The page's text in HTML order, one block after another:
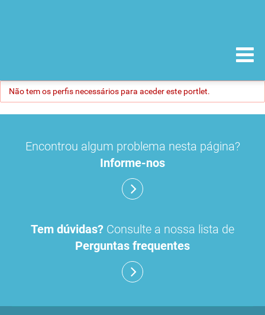
Não tem os perfis necessários para aceder este portlet.
Encontrou algum problema nesta página?
Informe-nos
Tem dúvidas? Consulte a nossa lista de
Perguntas frequentes